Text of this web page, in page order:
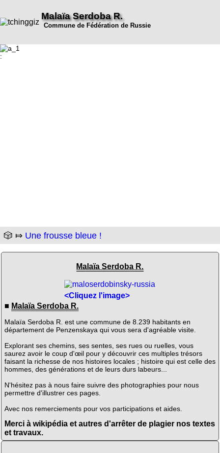
Malaïa Serdoba R.
Commune de Fédération de Russie
:
🎲 ⤇ Une frousse bleue !
Malaïa Serdoba R.
<Cliquez l'image>
■ Malaïa Serdoba R.
Malaïa Serdoba R. est une commune de 8.239 habitants en
département de Penzenskaya qui vous sera d'agréable visite.
Explorant ses chemins, ses sentes, ses rues ou ruelles, vous
saurez avoir le coup d'œil pour y découvrir ces multiples trésors
faisant la richesse de nos histoires locales ; histoire qui est celle des
hommes, des générations et de leurs durs labeurs...
N'hésitez pas à nous faire suivre des photographies pour nous
permettre d'illustrer ces pages.
Avec nos remerciements pour vos participations et aides.
Merci à wikipédia et autres d'arrêter de plagier nos textes
et travaux.